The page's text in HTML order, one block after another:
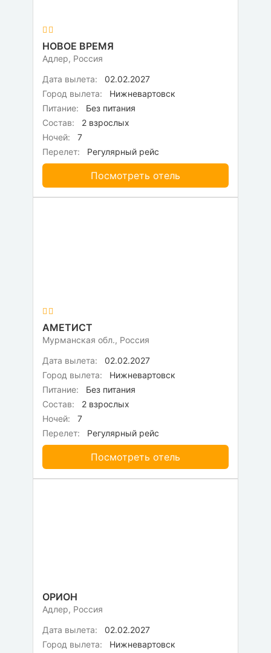
НОВОЕ ВРЕМЯ
Адлер, Россия
Дата вылета:
02.02.2027
Город вылета:
Нижневартовск
Питание:
Без питания
Состав:
2 взрослых
Ночей:
7
Перелет:
Регулярный рейс
Посмотреть отель
АМЕТИСТ
Мурманская обл., Россия
Дата вылета:
02.02.2027
Город вылета:
Нижневартовск
Питание:
Без питания
Состав:
2 взрослых
Ночей:
7
Перелет:
Регулярный рейс
Посмотреть отель
ОРИОН
Адлер, Россия
Дата вылета:
02.02.2027
Город вылета:
Нижневартовск